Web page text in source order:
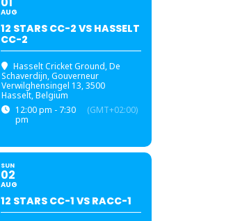
AUG
12 STARS CC-2 VS HASSELT
CC-2
Hasselt Cricket Ground, De
Schaverdijn, Gouverneur
Verwilghensingel 13, 3500
Hasselt, Belgium
12:00 pm - 7:30
pm
(GMT+02:00)
SUN
02
AUG
12 STARS CC-1 VS RACC-1